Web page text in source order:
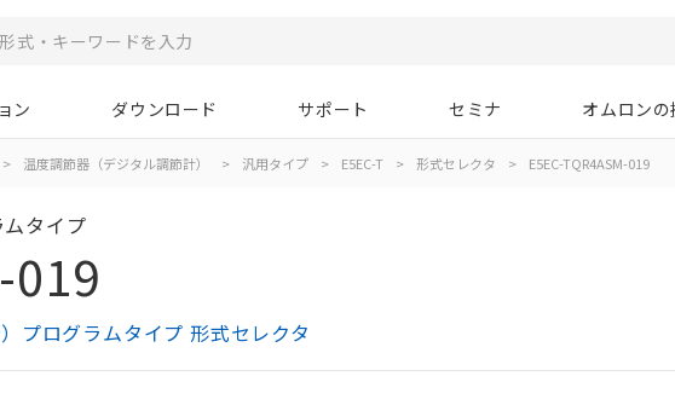
ン ダウンロード サポート セミナ オムロン
> 温度調節器（デジタル調節計） > 汎用タイプ > E5EC-T > 形式セレクタ > E5EC-TQR4ASM-019
タイプ
019
プログラムタイプ 形式セレクタ